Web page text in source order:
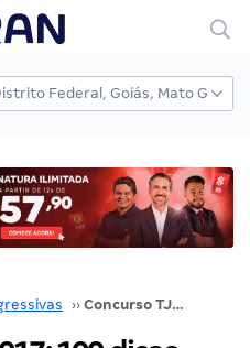
›› Concurso TJMG 2017: 100 dicas gratuitas! Confira as dicas da Lei 12.153/09